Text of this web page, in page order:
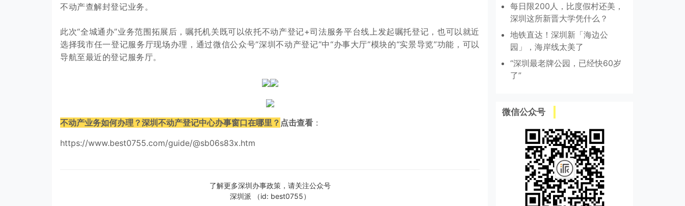
不动产查解封登记业务。
此次“全城通办”业务范围拓展后，嘱托机关既可以依托不动产登记+司法服务平台线上发起嘱托登记，也可以就近
选择我市任一登记服务厅现场办理，通过微信公众号“深圳不动产登记”中“办事大厅”模块的“实景导览”功能，可以
导航至最近的登记服务厅。
不动产业务如何办理？深圳不动产登记中心办事窗口在哪里？ 点击查看 ：
https://www.best0755.com/guide/@sb06s83x.htm
了解更多深圳办事政策，请关注公众号
深圳派 （id: best0755）
每日限200人，比度假村还美，
深圳这所新晋大学凭什么？
地铁直达！深圳新「海边公
园」，海岸线太美了
“深圳最老牌公园，已经快60岁
了”
微信公众号